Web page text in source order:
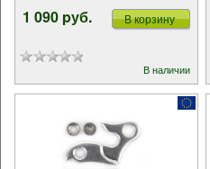
1 090 pуб. В корзину
В наличии